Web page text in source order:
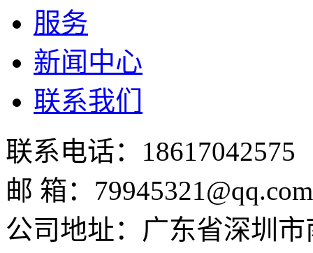
服务
新闻中心
联系我们
联系电话：18617042575
邮 箱： 79945321@qq.com
公司地址：广东省深圳